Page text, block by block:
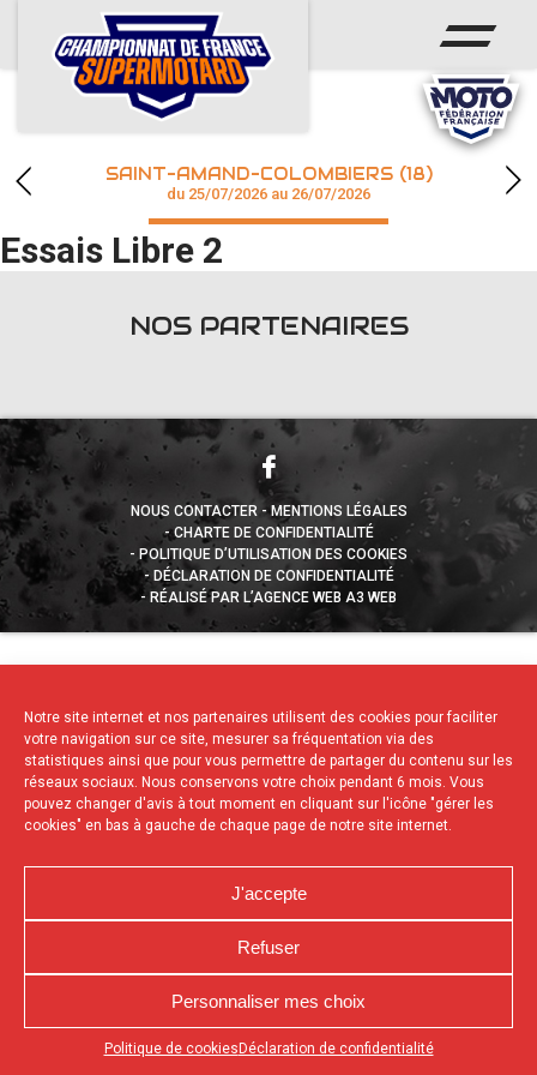
Notre site internet et nos partenaires utilisent des cookies pour faciliter
votre navigation sur ce site, mesurer sa fréquentation via des
statistiques ainsi que pour vous permettre de partager du contenu sur les
réseaux sociaux. Nous conservons votre choix pendant 6 mois. Vous
pouvez changer d'avis à tout moment en cliquant sur l'icône "gérer les
cookies" en bas à gauche de chaque page de notre site internet.
J'accepte
Refuser
Personnaliser mes choix
Politique de cookies Déclaration de confidentialité
Appuyez sur le bouton partager en bas de votre
ACCUEIL
ACTUS
CALENDRIER
CHAMPIONNAT
RÉSULTATS
SAINT-AMAND-COLOMBIERS (18)
du 25/07/2026 au 26/07/2026
Essais Libre 2
NOS PARTENAIRES
NOUS CONTACTER
MENTIONS LÉGALES
CHARTE DE CONFIDENTIALITÉ
POLITIQUE D’UTILISATION DES COOKIES
DÉCLARATION DE CONFIDENTIALITÉ
RÉALISÉ PAR L’AGENCE WEB A3 WEB